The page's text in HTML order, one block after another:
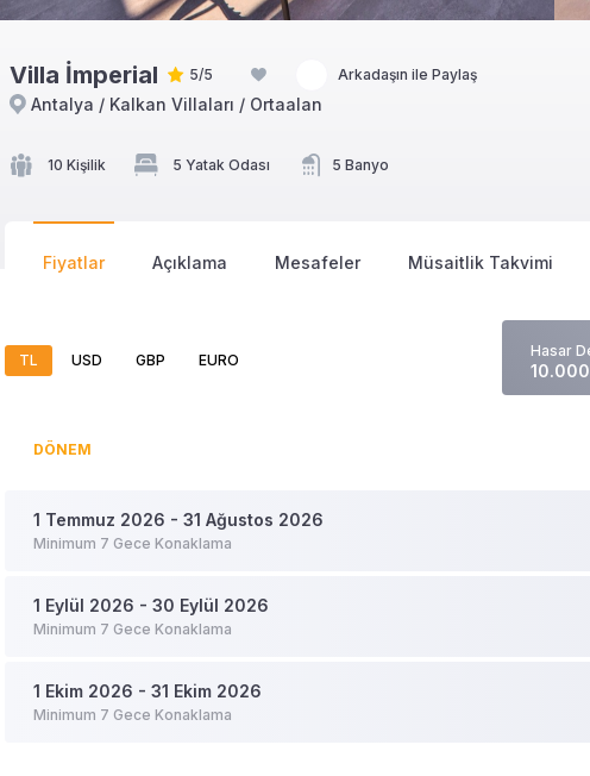
Villa İmperial 5/5 Arkadaşın ile Paylaş
Antalya / Kalkan Villaları / Ortaalan
10 Kişilik 5 Yatak Odası 5 Banyo
Fiyatlar Açıklama Mesafeler Müsaitlik Takvimi
TL USD GBP EURO
Hasar
DÖNEM
1 Temmuz 2026 - 31 Ağustos 2026
Minimum 7 Gece Konaklama
1 Eylül 2026 - 30 Eylül 2026
Minimum 7 Gece Konaklama
1 Ekim 2026 - 31 Ekim 2026
Minimum 7 Gece Konaklama